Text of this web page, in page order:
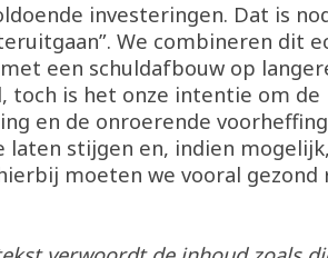
investeringen. Dat is
We combineren dit
een schuldafbouw op
toch is het onze intentie om de
en de onroerende
laten stijgen en, indien
moeten we vooral gezond